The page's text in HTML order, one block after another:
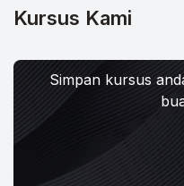
Kursus Kami
Simpan kursus